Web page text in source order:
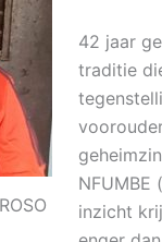
42 jaar
traditie
inzicht